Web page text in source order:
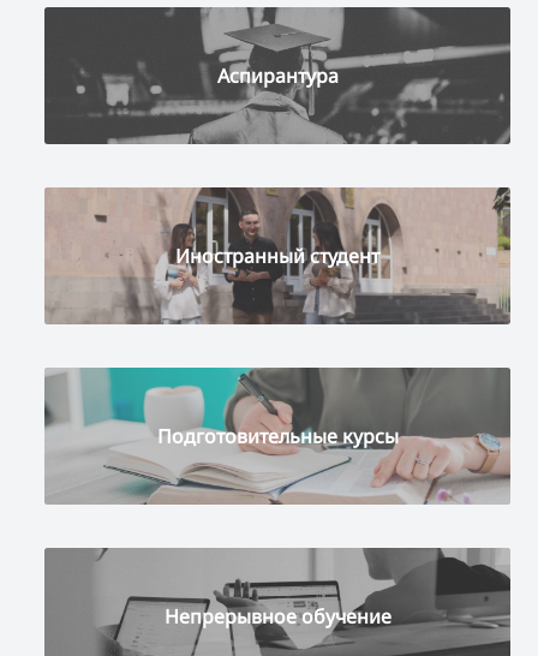
Аспирантура
Иностранный студент
Подготовительные курсы
Непрерывное обучение